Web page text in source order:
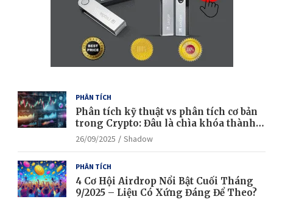
PHÂN TÍCH
Phân tích kỹ thuật vs phân tích cơ bản
trong Crypto: Đâu là chìa khóa thành
công?
26/09/2025 Shadow
PHÂN TÍCH
4 Cơ Hội Airdrop Nổi Bật Cuối Tháng
9/2025 – Liệu Có Xứng Đáng Để Theo?